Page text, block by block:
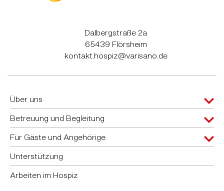
Dalbergstraße 2a
65439 Flörsheim
kontakt.hospiz@varisano.de
Über uns
Betreuung und Begleitung
Für Gäste und Angehörige
Unterstützung
Arbeiten im Hospiz